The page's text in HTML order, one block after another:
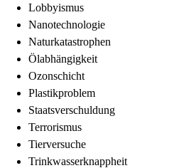
Lobbyismus
Nanotechnologie
Naturkatastrophen
Ölabhängigkeit
Ozonschicht
Plastikproblem
Staatsverschuldung
Terrorismus
Tierversuche
Trinkwasserknappheit